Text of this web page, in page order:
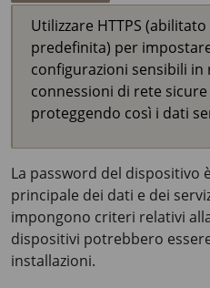
Utilizzare HTTPS
predefinita) per
configurazioni sensibili in
connessioni di rete
proteggendo così i dati
La password del dispositivo
principale dei dati e dei
impongono criteri relativi
dispositivi potrebbero
installazioni.